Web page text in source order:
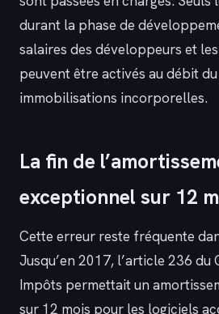
durant la phase de
salaires des développeurs et
peuvent être activés au débit
immobilisations incorporelles.
La fin de
exceptionnel sur 12
Cette erreur reste fréquente
Jusqu’en 2017, l’article 236 du
Impôts permettait un
sur 12 mois pour les logiciels